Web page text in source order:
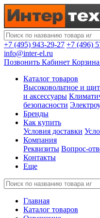
+7 (495) 943-29-27 +7 (496)
info@inter-el.ru
Позвонить Кабинет Корзина
Каталог товаров
Высоковольтное и
и аксессуары
безопасности
Бренды
Как купить
Условия доставки
Компания
Реквизиты Вопрос-
Контакты
Еще
Главная
Каталог товаров